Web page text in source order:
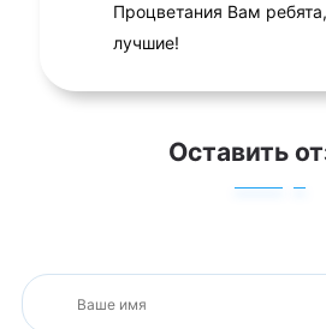
Процветания Вам
лучшие!
Оставить